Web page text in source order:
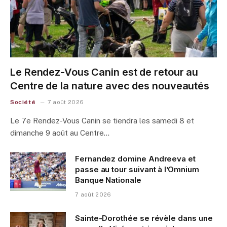
Le Rendez-Vous Canin est de retour au
Centre de la nature avec des nouveautés
Société 7 août 2026
Le 7e Rendez-Vous Canin se tiendra les samedi 8 et
dimanche 9 août au Centre…
Fernandez domine Andreeva et
passe au tour suivant à l’Omnium
Banque Nationale
7 août 2026
Sainte-Dorothée se révèle dans une